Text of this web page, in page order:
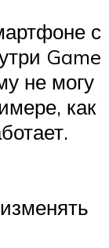
с
Game
не могу
как